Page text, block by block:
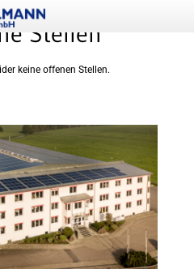
Stellen
keine offenen Stellen.